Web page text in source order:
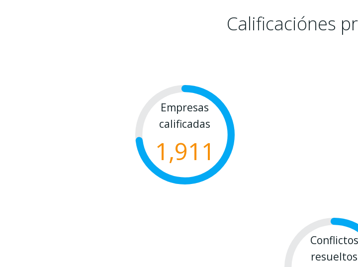
Calificaciónes
Empresas
calificadas
1,911
Conflictos
resueltos